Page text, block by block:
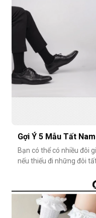
nhiêu là vừa đẹp? Nếu
Gợi Ý 5 Mẫu Tất
Bạn có thể có nhiều đôi
nếu thiếu đi những đôi
nhỏ nhặt, nhưng lại góp
tầm sự chỉn chu và thể
rõ rệt. Dưới đâ